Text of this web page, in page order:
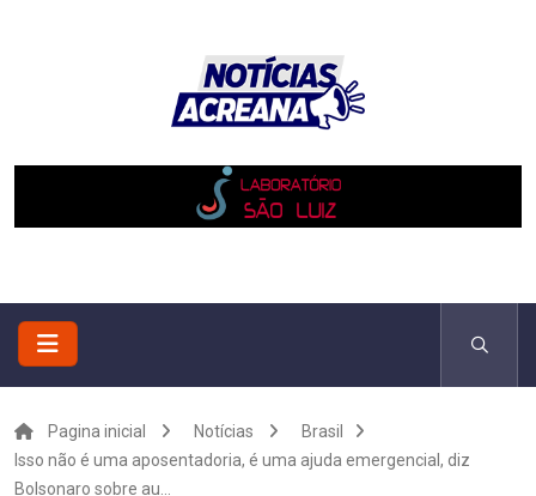
Pagina inicial Notícias
Brasil
Isso não é uma aposentadoria, é uma ajuda emergencial, diz
Bolsonaro sobre au...